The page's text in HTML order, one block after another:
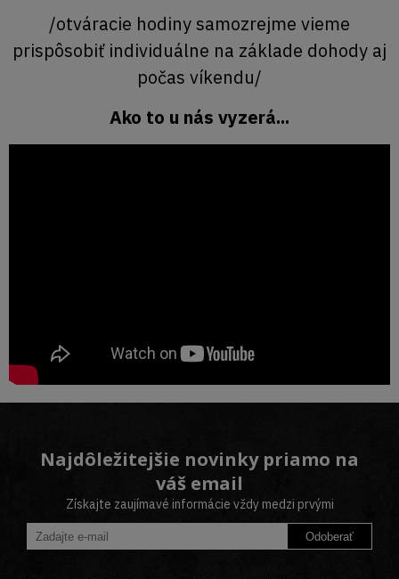
/otváracie hodiny samozrejme vieme
prispôsobiť individuálne na základe dohody aj
počas víkendu/
Ako to u nás vyzerá...
Najdôležitejšie novinky priamo na
váš email
Získajte zaujímavé informácie vždy medzi prvými
Odoberať